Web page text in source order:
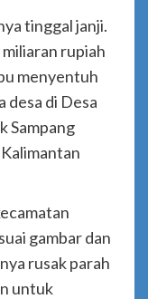
tinggal janji.
rupiah
menyentuh
desa di Desa
Sampang
gambar dan
rusak parah
untuk